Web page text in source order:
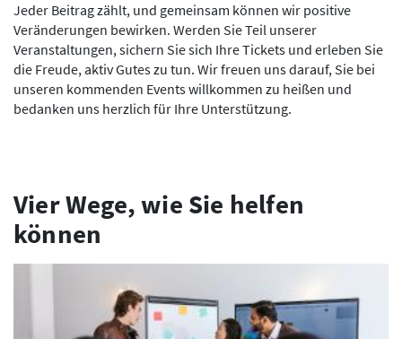
Jeder Beitrag zählt, und gemeinsam können wir positive
Veränderungen bewirken. Werden Sie Teil unserer
Veranstaltungen, sichern Sie sich Ihre Tickets und erleben Sie
die Freude, aktiv Gutes zu tun. Wir freuen uns darauf, Sie bei
unseren kommenden Events willkommen zu heißen und
bedanken uns herzlich für Ihre Unterstützung.
Vier Wege, wie Sie helfen
können